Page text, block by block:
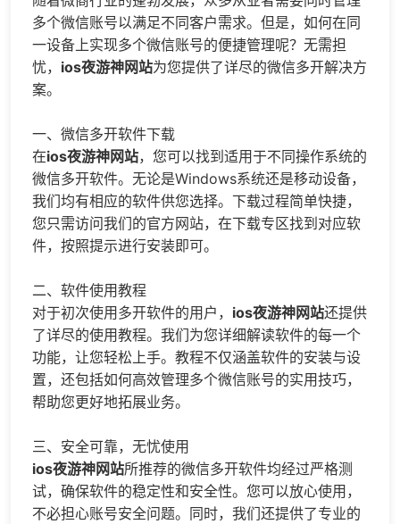
多个微信账号以满足不同客户需求。但是，如何在同
一设备上实现多个微信账号的便捷管理呢？无需担
忧， ios夜游神网站为您提供了详尽的微信多开解决方
案。
一、微信多开软件下载
在ios夜游神网站，您可以找到适用于不同操作系统的
微信多开软件。无论是Windows系统还是移动设备，
我们均有相应的软件供您选择。下载过程简单快捷，
您只需访问我们的官方网站，在下载专区找到对应软
件，按照提示进行安装即可。
二、软件使用教程
对于初次使用多开软件的用户， ios夜游神网站还提供
了详尽的使用教程。我们为您详细解读软件的每一个
功能，让您轻松上手。教程不仅涵盖软件的安装与设
置，还包括如何高效管理多个微信账号的实用技巧，
帮助您更好地拓展业务。
三、安全可靠，无忧使用
ios夜游神网站所推荐的微信多开软件均经过严格测
试，确保软件的稳定性和安全性。您可以放心使用，
不必担心账号安全问题。同时，我们还提供了专业的